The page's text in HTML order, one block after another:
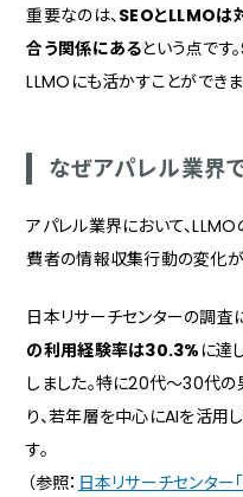
重要なのは、SEOとLLMOは
合う関係にあるという点です
LLMOにも活かすことができま
なぜアパレル業界
アパレル業界において、
費者の情報収集行動の変化が
日本リサーチセンターの調
の利用経験率は30.3% に達
しました。特に20代〜30代
り、若年層を中心にAIを活用
す。
（参照： 日本リサーチセンタ